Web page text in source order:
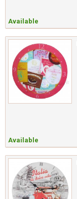
Available
Available